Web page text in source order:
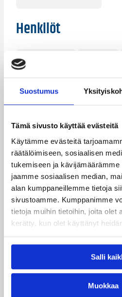
Suostumus
Tämä sivusto käyttää evästeitä
Käytämme evästeitä
räätälöimiseen, sosiaalisen
tukemiseen ja
jaamme sosiaalisen median,
alan kumppaneillemme tietoja
sivustoamme. Kumppanimme
tietoja muihin tietoihin, joita olet
kerätty, kun olet käyttänyt
Salli
Muokkaa
Henkilöt
Kimmo Muurinen
Tuukka Kotti
Kategoriat
Pääjuttu
Katso myös